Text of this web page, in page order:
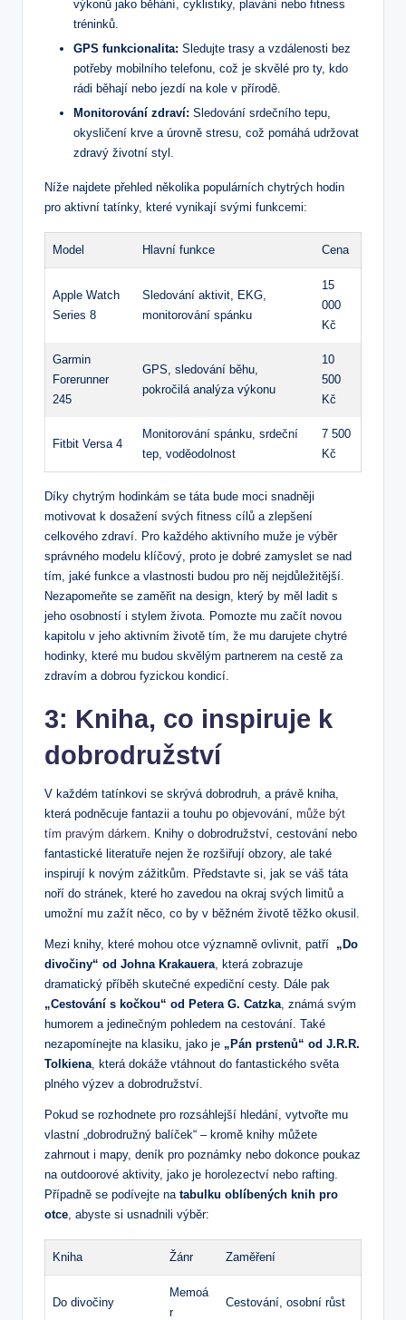
výkonů jako běhání, cyklistiky, plavání nebo fitness
tréninků.
GPS funkcionalita: Sledujte trasy a​ vzdálenosti bez
potřeby mobilního telefonu, ​což je skvělé pro ty,‍ kdo
rádi běhají ‌nebo jezdí na kole v přírodě.
Monitorování zdraví: Sledování srdečního‌ tepu,
okysličení krve‌ a ‍úrovně⁢ stresu, což pomáhá udržovat
zdravý životní⁤ styl.
Níže najdete ⁤přehled několika populárních chytrých hodin
pro aktivní tatínky, které vynikají svými funkcemi:
Model Hlavní funkce Cena
Apple ⁢Watch
‍Series 8
Sledování aktivit, EKG,
monitorování spánku
15
000
⁢Kč
Garmin
Forerunner
245
GPS, sledování běhu,
⁤pokročilá analýza výkonu
10
⁤500
Kč
Fitbit⁢ Versa 4
Monitorování ​spánku, srdeční​
tep, voděodolnost
7 500
Kč
Díky chytrým hodinkám se táta​ bude ⁣moci⁢ snadněji
motivovat k ⁤dosažení ⁢svých fitness cílů a zlepšení
‍celkového⁢ zdraví.⁤ Pro každého ⁢aktivního‍ muže⁢ je výběr
správného modelu klíčový, proto je dobré zamyslet se ‌nad
tím, jaké funkce a vlastnosti budou pro něj nejdůležitější.
Nezapomeňte se zaměřit na ‌design, který ‍by ‍měl ladit s
jeho osobností⁣ i ‌stylem‍ života. Pomozte⁣ mu ⁢začít novou
⁤kapitolu v jeho aktivním ​životě tím, že ‍mu darujete chytré ​
hodinky, ‍které mu ‍budou skvělým⁤ partnerem​ na ‍cestě za
zdravím a ‍dobrou ‍fyzickou kondicí.
3: Kniha, co⁣ inspiruje k
dobrodružství
V každém tatínkovi se skrývá dobrodruh, ‌a právě kniha,
která podněcuje fantazii a⁢ touhu po objevování, může být
tím pravým dárkem . Knihy‌ o dobrodružství, cestování nebo
fantastické literatuře nejen že‌ rozšiřují obzory, ale také ​
inspirují k novým⁤ zážitkům.⁣ Představte si, jak se váš táta
noří do stránek, které ho zavedou na okraj svých limitů a
‌umožní mu zažít​ něco, co by ⁢v běžném životě ​těžko ‍okusil.
Mezi ‌knihy, které mohou otce významně ovlivnit, patří ⁣ „Do
divočiny“ od Johna Krakauera , která zobrazuje
dramatický příběh skutečné‍ expediční cesty. ⁣Dále pak
„Cestování s kočkou“ ‌od Petera G. Catzka , známá svým
humorem a⁢ jedinečným pohledem na cestování. ⁣Také
nezapomínejte na klasiku, jako je „Pán prstenů“ od J.R.R.
Tolkiena , která‌ dokáže vtáhnout ​do fantastického⁤ světa
plného výzev ​a dobrodružství.
Pokud se‍ rozhodnete pro rozsáhlejší⁣ hledání, vytvořte mu
vlastní „dobrodružný balíček“ ⁤– kromě knihy můžete ​
zahrnout​ i ⁣mapy,⁣ deník pro ‌poznámky nebo dokonce poukaz
na⁣ outdoorové aktivity, jako je horolezectví nebo rafting.​
Případně‍ se podívejte na⁤ tabulku oblíbených knih⁣ pro
otce , abyste si usnadnili výběr:
Kniha Žánr Zaměření
Do divočiny
Memoá
r
Cestování, ⁣osobní ⁣růst